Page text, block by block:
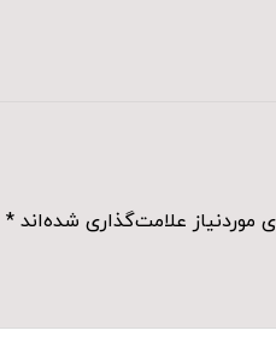
علامت‌گذاری شده‌اند *